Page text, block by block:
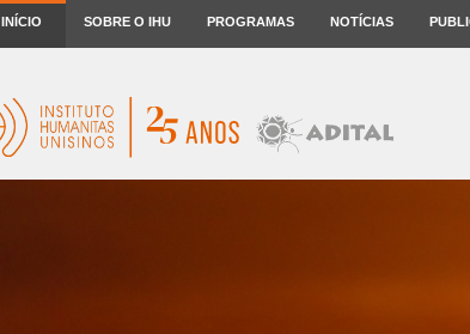
INÍCIO SOBRE O IHU PROGRAMAS NOTÍCIAS